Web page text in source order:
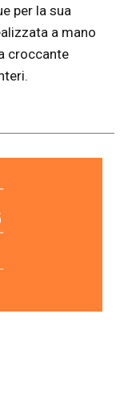
per la sua
a mano
croccante